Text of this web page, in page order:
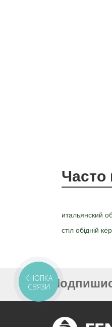
Часто
итальянский
стіл обідній
КНОПКА
СВЯЗИ